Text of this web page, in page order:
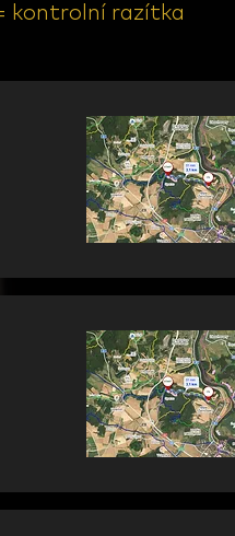
kontrolní razítka